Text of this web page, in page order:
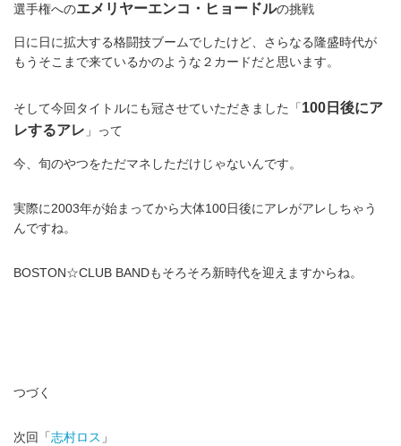
選手権へのエメリヤーエンコ・ヒョードルの挑戦
日に日に拡大する格闘技ブームでしたけど、さらなる隆盛時代が
もうそこまで来ているかのような２カードだと思います。
そして今回タイトルにも冠させていただきました「100日後にア
レするアレ 」って
今、旬のやつをただマネしただけじゃないんです。
実際に2003年が始まってから大体100日後にアレがアレしちゃう
んですね。
BOSTON☆CLUB BANDもそろそろ新時代を迎えますからね。
つづく
次回「志村ロス 」